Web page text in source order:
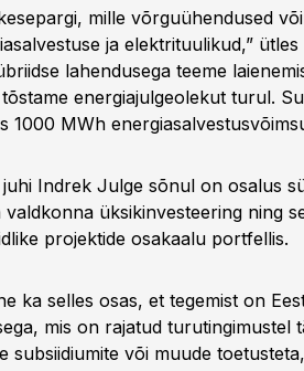
mille võrguühendused
ja elektrituulikud,” ütles
lahendusega teeme
energiajulgeolekut turul.
1000 MWh
Indrek Julge sõnul on osalus
üksikinvesteering ning
projektide osakaalu portfellis.
ka selles osas, et tegemist on
mis on rajatud turutingimustel
või muude